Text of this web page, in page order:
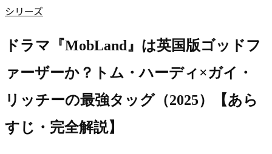
シリーズ
ドラマ『MobLand』は英国版ゴッドフ
ァーザーか？トム・ハーディ×ガイ・
リッチーの最強タッグ（2025）【あら
すじ・完全解説】